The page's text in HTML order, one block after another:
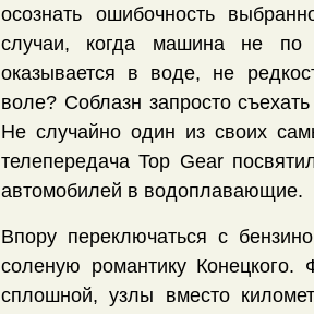
осознать ошибочность
случаи, когда машина не по
оказывается в воде, не
воле? Соблазн запросто
Не случайно один из своих
телепередача Top Gear
автомобилей в водоплавающие.
Впору переключаться с
соленую романтику Конецкого.
сплошной, узлы вместо